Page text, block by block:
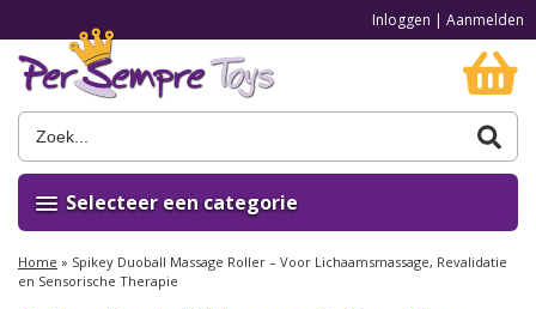
Inloggen | Aanmelden
Selecteer een categorie
Home » Spikey Duoball Massage Roller – Voor Lichaamsmassage, Revalidatie
en Sensorische Therapie